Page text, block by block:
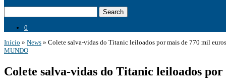
Search
0
Início » News » Colete salva-vidas do Titanic leiloados por mais de 770 mil euros
MUNDO
Colete salva-vidas do Titanic leiloados